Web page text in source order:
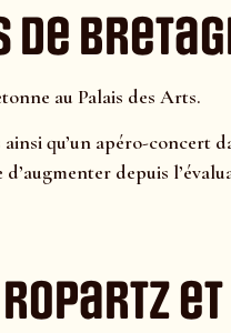
au Palais des Arts.
qu’un apéro-concert
depuis